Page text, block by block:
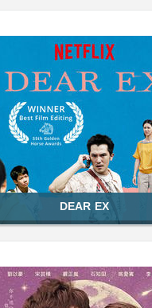
DEAR EX